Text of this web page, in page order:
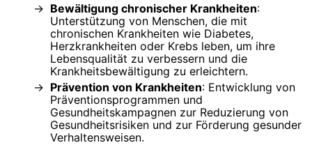
Bewältigung chronischer Krankheiten:
Unterstützung von Menschen, die mit
chronischen Krankheiten wie Diabetes,
Herzkrankheiten oder Krebs leben, um ihre
Lebensqualität zu verbessern und die
Krankheitsbewältigung zu erleichtern.
Prävention von Krankheiten: Entwicklung von
Präventionsprogrammen und
Gesundheitskampagnen zur Reduzierung von
Gesundheitsrisiken und zur Förderung gesunder
Verhaltensweisen.